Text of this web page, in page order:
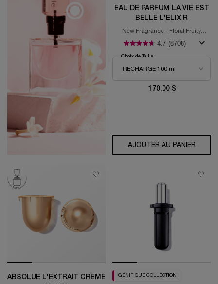
EAU DE PARFUM LA VIE EST
BELLE L'ELIXIR
New Fragrance - Floral Fruity
4.7 (8708)
Choix de Taille
170,00 $
AJOUTER AU PANIEREAU
ABSOLUE L'EXTRAIT CRÈME
GÉNIFIQUE COLLECTION